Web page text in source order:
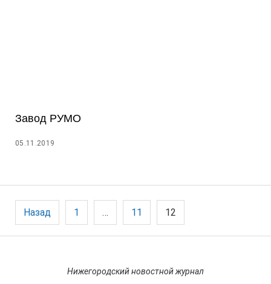
Завод РУМО
05.11.2019
Пагинация
записей
Назад 1 … 11 12
Нижегородский новостной журнал